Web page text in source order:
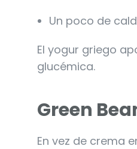
Un poco de
El yogur griego
glucémica.
Green
En vez de crema